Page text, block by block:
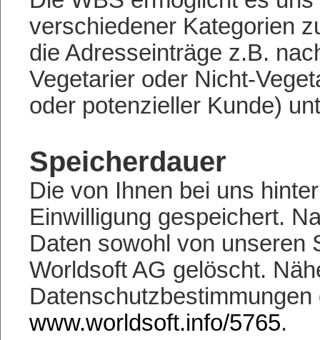
verschiedener Kategorien
die Adresseinträge z.B.
Vegetarier oder Nicht-
oder potenzieller Kunde)
Speicherdauer
Die von Ihnen bei uns
Einwilligung gespeichert.
Daten sowohl von unseren
Worldsoft AG gelöscht.
www.worldsoft.info/5765.